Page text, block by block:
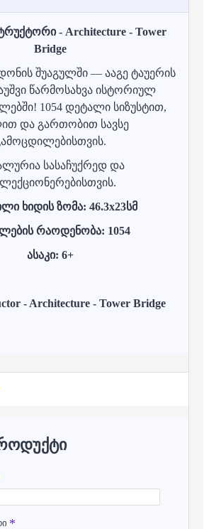
- Architecture - Tower
Bridge
შუაგულში — ააგე ტაუერის
წარმოსახვა ისტორიულ
1054 დეტალი სიზუსტით,
და გართობით სავსე
სასაჩუქრედ და
ხიდის ზომა: 46.3x23სმ
რაოდენობა: 1054
ასაკი: 6+
- Architecture - Tower Bridge